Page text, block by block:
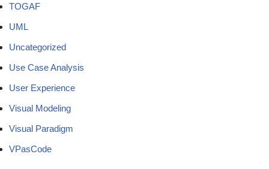
TOGAF
UML
Uncategorized
Use Case Analysis
User Experience
Visual Modeling
Visual Paradigm
VPasCode